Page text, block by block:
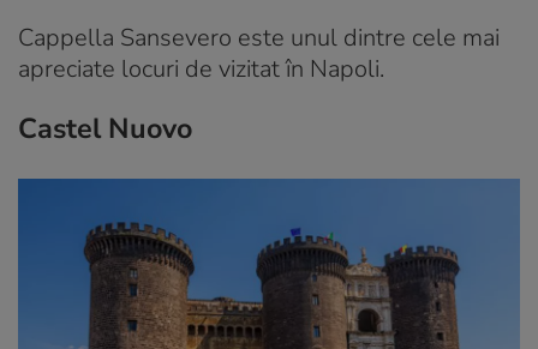
Cappella Sansevero este unul dintre cele mai
apreciate locuri de vizitat în Napoli.
Castel Nuovo